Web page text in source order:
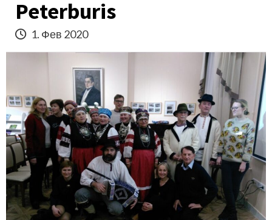
Peterburis
1. Фев 2020